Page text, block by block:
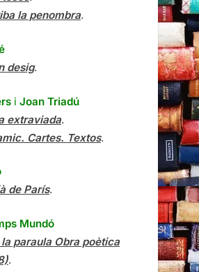
la penombra.
desig.
i Joan Triadú
extraviada.
Cartes. Textos.
de París.
Mundó
paraula Obra poètica
.